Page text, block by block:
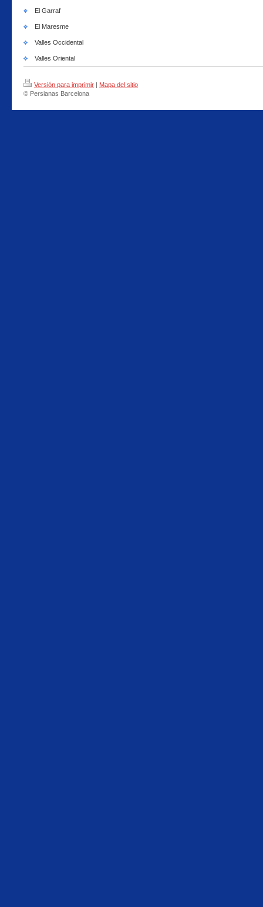
El Garraf
El Maresme
Valles Occidental
Valles Oriental
Versión para imprimir | Mapa del sitio
© Persianas Barcelona